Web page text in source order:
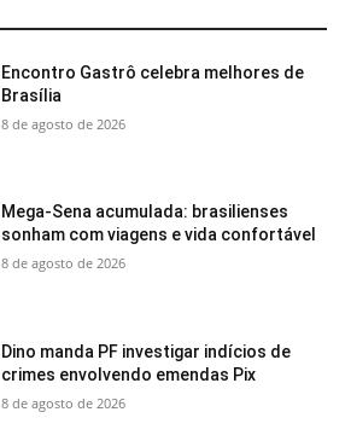
Encontro Gastrô celebra melhores de
Brasília
8 de agosto de 2026
Mega-Sena acumulada: brasilienses
sonham com viagens e vida confortável
8 de agosto de 2026
Dino manda PF investigar indícios de
crimes envolvendo emendas Pix
8 de agosto de 2026